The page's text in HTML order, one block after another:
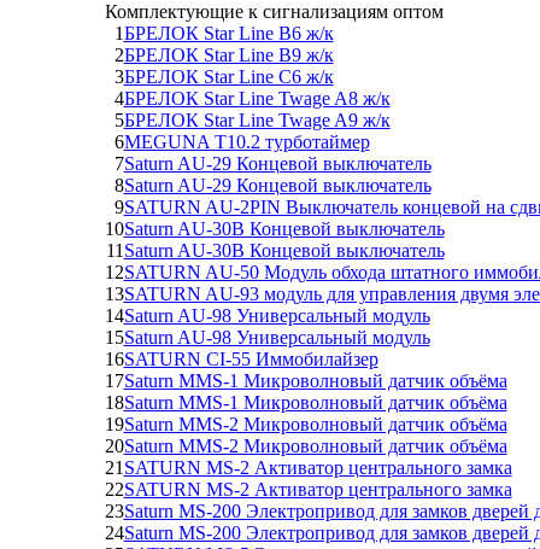
Комплектующие к сигнализациям оптом
1БРЕЛОК Star Line B6 ж/к
2БРЕЛОК Star Line B9 ж/к
3БРЕЛОК Star Line C6 ж/к
4БРЕЛОК Star Line Twage A8 ж/к
5БРЕЛОК Star Line Twage A9 ж/к
6MEGUNA T10.2 турботаймер
7Saturn AU-29 Концевой выключатель
8Saturn AU-29 Концевой выключатель
9SATURN AU-2PIN Выключатель концевой на
10Saturn AU-30B Концевой выключатель
11 Saturn AU-30B Концевой выключатель
12SATURN AU-50 Модуль обхода штатного
13SATURN AU-93 модуль для управления двумя
14Saturn AU-98 Универсальный модуль
15Saturn AU-98 Универсальный модуль
16SATURN CI-55 Иммобилайзер
17Saturn MMS-1 Микроволновый датчик объёма
18Saturn MMS-1 Микроволновый датчик объёма
19Saturn MMS-2 Микроволновый датчик объёма
20Saturn MMS-2 Микроволновый датчик объёма
21 SATURN MS-2 Активатор центрального замка
22SATURN MS-2 Активатор центрального замка
23Saturn MS-200 Электропривод для замков дверей
24Saturn MS-200 Электропривод для замков дверей